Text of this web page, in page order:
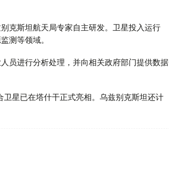
克斯坦航天局专家自主研发。卫星投入运行
测等领域。
员进行分析处理，并向相关政府部门提供数据
星已在塔什干正式亮相。乌兹别克斯坦还计